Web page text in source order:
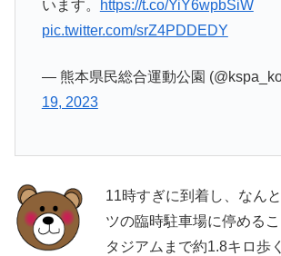
います。
https://t.co/YiY6wpbSiW
pic.twitter.com/srZ4PDDEDY
— 熊本県民総合運動公園
19, 2023
11時すぎに到着し、なん
ツの臨時駐車場に停める
タジアムまで約1.8キロ歩